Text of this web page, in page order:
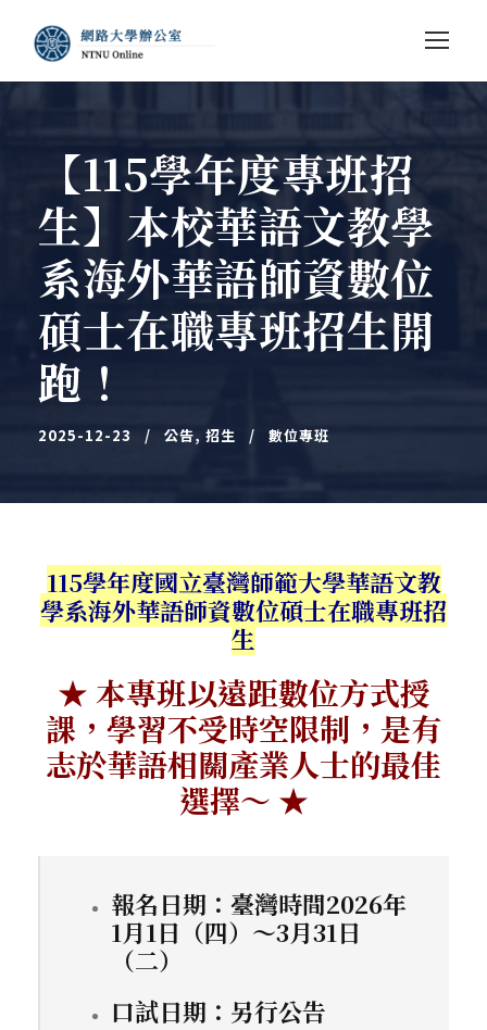
【115學年度專班招
生】本校華語文教學
系海外華語師資數位
碩士在職專班招生開
跑！
2025-12-23 公告, 招生 數位專班
115學年度國立臺灣師範大學華語文教
學系海外華語師資數位碩士在職專班招
生
★ 本專班以遠距數位方式授
課，學習不受時空限制，是有
志於華語相關產業人士的最佳
選擇～ ★
報名日期：臺灣時間2026年
1月1日（四）～3月31日
（二）
口試日期：另行公告